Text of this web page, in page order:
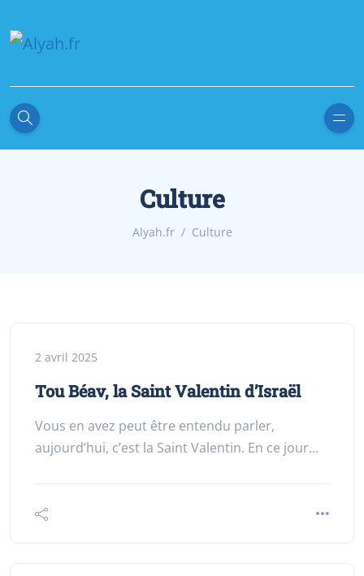
Culture
Alyah.fr Culture
2 avril 2025
Tou Béav, la Saint Valentin d’Israël
Vous en avez peut être entendu parler,
aujourd’hui, c’est la Saint Valentin. En ce jour…